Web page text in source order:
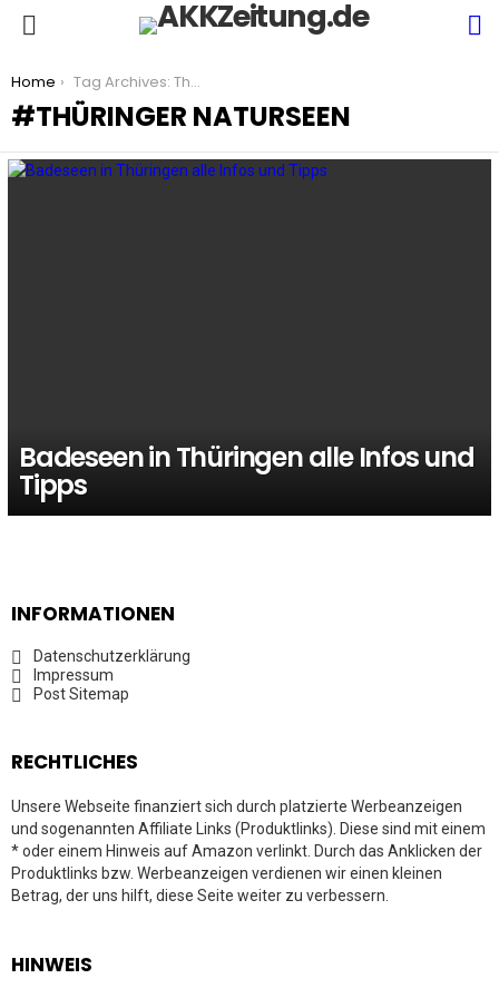
You are here:
Home Tag Archives: Thüringer Naturseen
THÜRINGER NATURSEEN
Badeseen in Thüringen alle Infos und
Tipps
INFORMATIONEN
Datenschutzerklärung
Impressum
Post Sitemap
RECHTLICHES
Unsere Webseite finanziert sich durch platzierte Werbeanzeigen
und sogenannten Affiliate Links (Produktlinks). Diese sind mit einem
* oder einem Hinweis auf Amazon verlinkt. Durch das Anklicken der
Produktlinks bzw. Werbeanzeigen verdienen wir einen kleinen
Betrag, der uns hilft, diese Seite weiter zu verbessern.
HINWEIS